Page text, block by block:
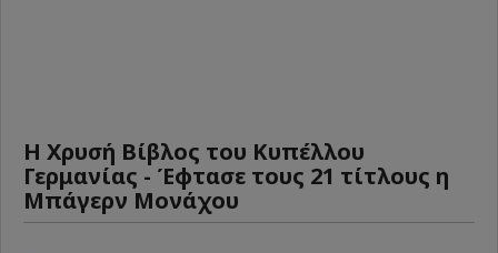
Η Χρυσή Βίβλος του Κυπέλλου
Γερμανίας - Έφτασε τους 21 τίτλους η
Μπάγερν Μονάχου